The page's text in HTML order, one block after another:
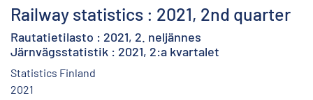
Railway statistics : 2021, 2nd quarter
Rautatietilasto : 2021, 2. neljännes
Järnvägsstatistik : 2021, 2:a kvartalet
Statistics Finland
2021